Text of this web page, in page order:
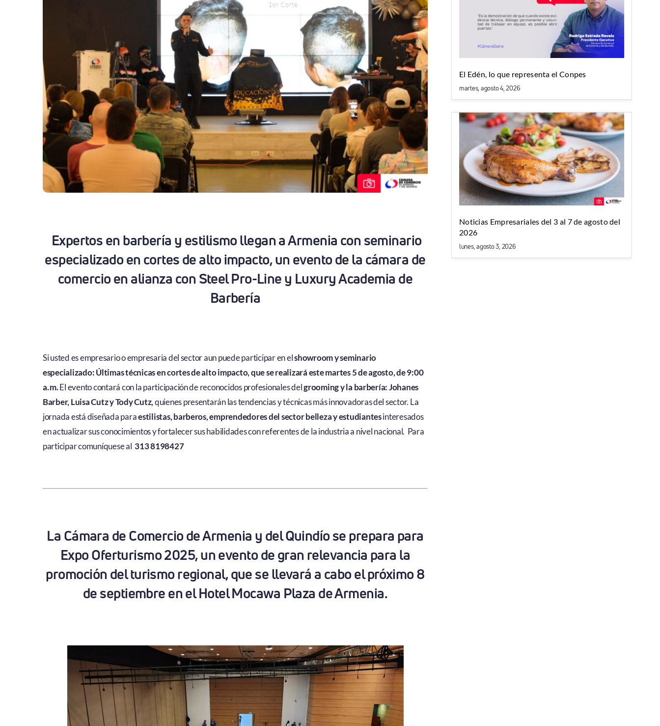
Expertos en barbería y estilismo llegan a Armenia con seminario
especializado en cortes de alto impacto, un evento de la cámara de
comercio en alianza con Steel Pro-Line y Luxury Academia de
Barbería
Si usted es empresario o empresaria del sector aun puede participar en elshowroom y seminario
especializado: Últimas técnicas en cortes de alto impacto, que se realizará este martes 5 de agosto, de 9:00
a. m.El evento contará con la participación de reconocidos profesionales delgrooming y la barbería: Johanes
Barber, Luisa Cutz y Tody Cutz,quienes presentarán las tendencias y técnicas más innovadoras del sector. La
jornada está diseñada paraestilistas, barberos, emprendedores del sector belleza y estudiantesinteresados
en actualizar sus conocimientos y fortalecer sus habilidades con referentes de la industria a nivel nacional. Para
participar comuníquese al 313 8198427
La Cámara de Comercio de Armenia y del Quindío se prepara para
Expo Oferturismo 2025, un evento de gran relevancia para la
promoción del turismo regional, que se llevará a cabo el próximo 8
de septiembre en el Hotel Mocawa Plaza de Armenia.
El Edén, lo que representa el Conpes
martes, agosto 4, 2026
Noticias Empresariales del 3 al 7 de agosto del
2026
lunes, agosto 3, 2026